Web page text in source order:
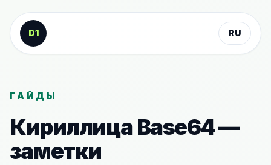
К содержанию
D1
RU
ГАЙДЫ
Кириллица Base64 —
заметки